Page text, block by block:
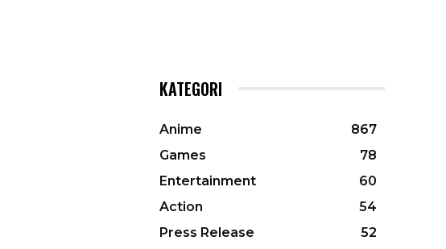
KATEGORI
Anime
867
Games
78
Entertainment
60
Action
54
Press Release
52